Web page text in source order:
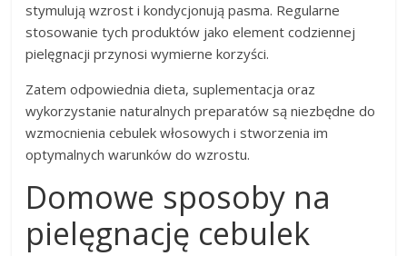
stymulują wzrost i kondycjonują pasma. Regularne
stosowanie tych produktów jako element codziennej
pielęgnacji przynosi wymierne korzyści.
Zatem odpowiednia dieta, suplementacja oraz
wykorzystanie naturalnych preparatów są niezbędne do
wzmocnienia cebulek włosowych i stworzenia im
optymalnych warunków do wzrostu.
Domowe sposoby na
pielęgnację cebulek